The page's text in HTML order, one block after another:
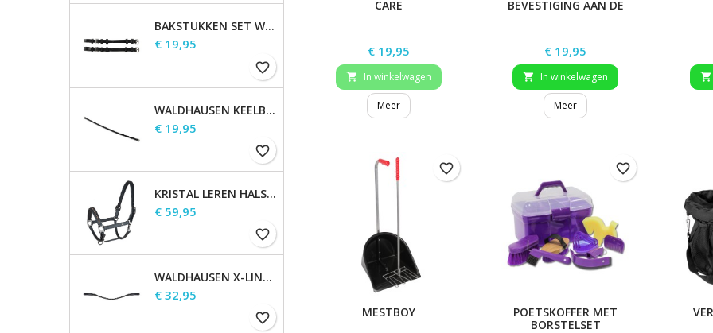
BAKSTUKKEN SET WALDHAUSEN S-LINE
Prijs
€ 19,95
favorite_border
WALDHAUSEN KEELBAND
Prijs
€ 19,95
favorite_border
KRISTAL LEREN HALSTER
Prijs
€ 59,95
favorite_border
WALDHAUSEN X-LINE GLAM FRONTRIEM, ZWART
Prijs
€ 32,95
favorite_border
CARE
Prijs
€ 19,95
 In winkelwagen
Meer
BEVESTIGING AAN DE
Prijs
€ 19,95
 In winkelwagen
Meer

MESTBOY
favorite_border
POETSKOFFER MET
BORSTELSET
favorite_border